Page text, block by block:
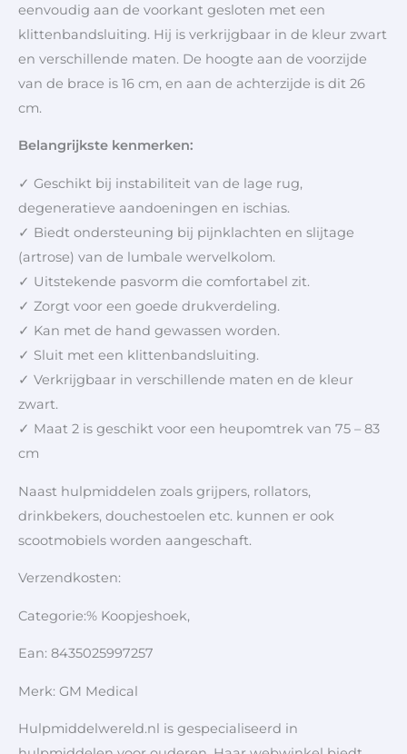
eenvoudig aan de voorkant gesloten met een
klittenbandsluiting. Hij is verkrijgbaar in de kleur zwart
en verschillende maten. De hoogte aan de voorzijde
van de brace is 16 cm, en aan de achterzijde is dit 26
cm.
Belangrijkste kenmerken:
✓ Geschikt bij instabiliteit van de lage rug,
degeneratieve aandoeningen en ischias.
✓ Biedt ondersteuning bij pijnklachten en slijtage
(artrose) van de lumbale wervelkolom.
✓ Uitstekende pasvorm die comfortabel zit.
✓ Zorgt voor een goede drukverdeling.
✓ Kan met de hand gewassen worden.
✓ Sluit met een klittenbandsluiting.
✓ Verkrijgbaar in verschillende maten en de kleur
zwart.
✓ Maat 2 is geschikt voor een heupomtrek van 75 – 83
cm
Naast hulpmiddelen zoals grijpers, rollators,
drinkbekers, douchestoelen etc. kunnen er ook
scootmobiels worden aangeschaft.
Verzendkosten:
Categorie:% Koopjeshoek,
Ean: 8435025997257
Merk: GM Medical
Hulpmiddelwereld.nl is gespecialiseerd in